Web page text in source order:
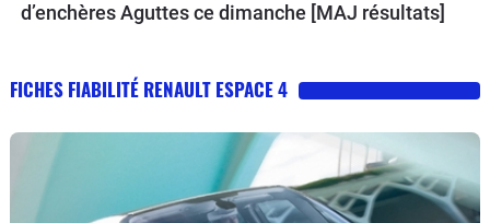
d’enchères Aguttes ce dimanche [MAJ résultats]
FICHES FIABILITÉ RENAULT ESPACE 4